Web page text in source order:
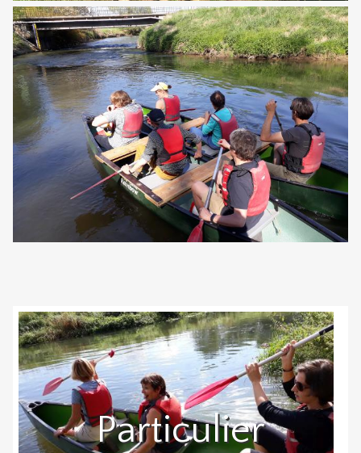
Particulier